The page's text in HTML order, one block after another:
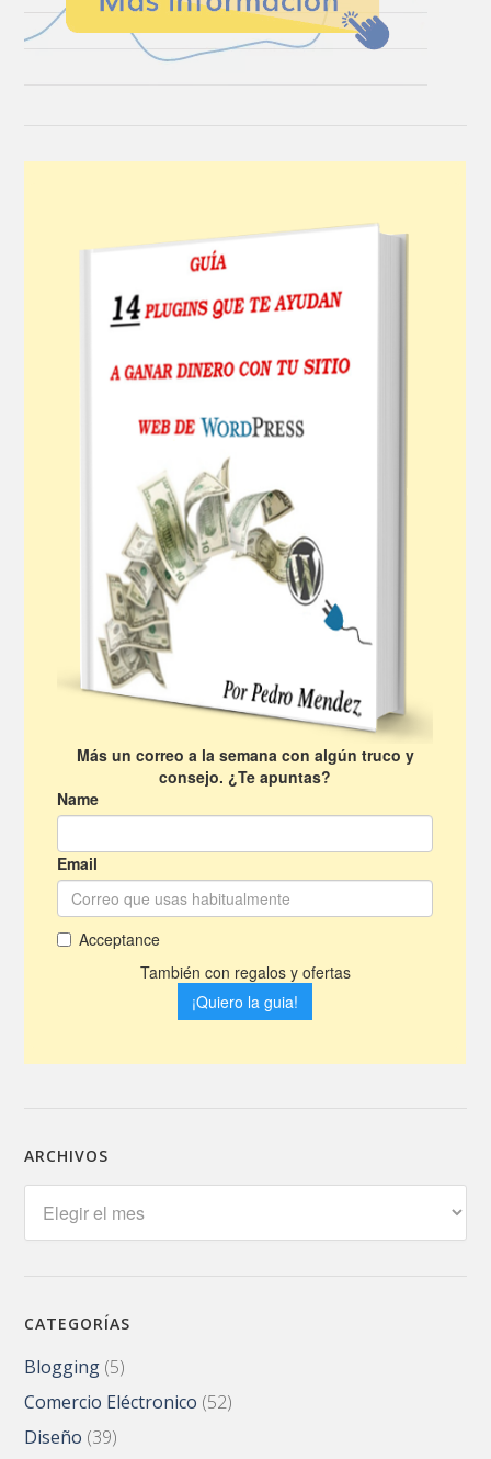
ARCHIVOS
CATEGORÍAS
Blogging (5)
Comercio Eléctronico (52)
Diseño (39)